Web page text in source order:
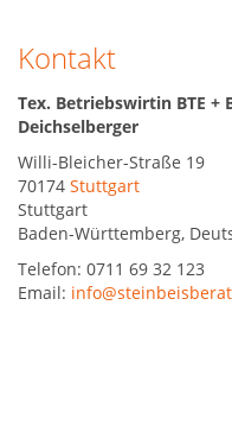
Kontakt
Tex. Betriebswirtin BTE +
Deichselberger
Willi-Bleicher-Straße 19
70174 Stuttgart
Stuttgart
Baden-Württemberg,
Telefon: 0711 69 32 123
Email: